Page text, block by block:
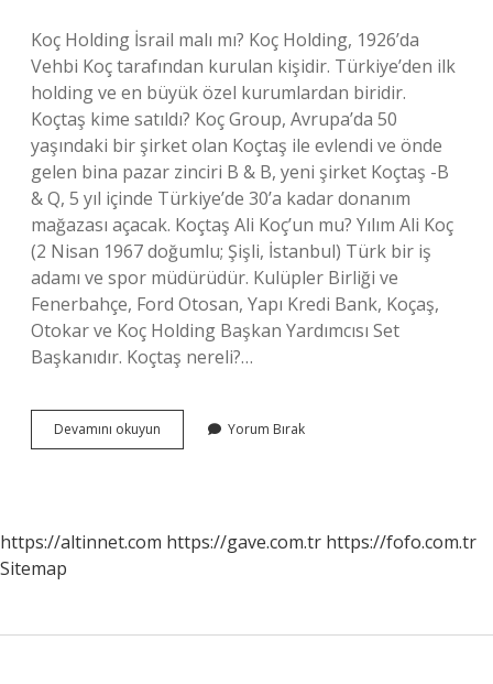
Koç Holding İsrail malı mı? Koç Holding, 1926’da
Vehbi Koç tarafından kurulan kişidir. Türkiye’den ilk
holding ve en büyük özel kurumlardan biridir.
Koçtaş kime satıldı? Koç Group, Avrupa’da 50
yaşındaki bir şirket olan Koçtaş ile evlendi ve önde
gelen bina pazar zinciri B & B, yeni şirket Koçtaş -B
& Q, 5 yıl içinde Türkiye’de 30’a kadar donanım
mağazası açacak. Koçtaş Ali Koç’un mu? Yılım Ali Koç
(2 Nisan 1967 doğumlu; Şişli, İstanbul) Türk bir iş
adamı ve spor müdürüdür. Kulüpler Birliği ve
Fenerbahçe, Ford Otosan, Yapı Kredi Bank, Koçaş,
Otokar ve Koç Holding Başkan Yardımcısı Set
Başkanıdır. Koçtaş nereli?…
Devamını okuyun
Hangi
Yorum Bırak
https://altinnet.com https://gave.com.tr https://fofo.com.tr
Sitemap